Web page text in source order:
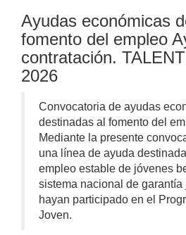
Ayudas económicas
fomento del empleo
contratación.
2026
Convocatoria de ayudas
destinadas al fomento del
Mediante la presente
una línea de ayuda
empleo estable de jóvenes
sistema nacional de
hayan participado en el
Joven.